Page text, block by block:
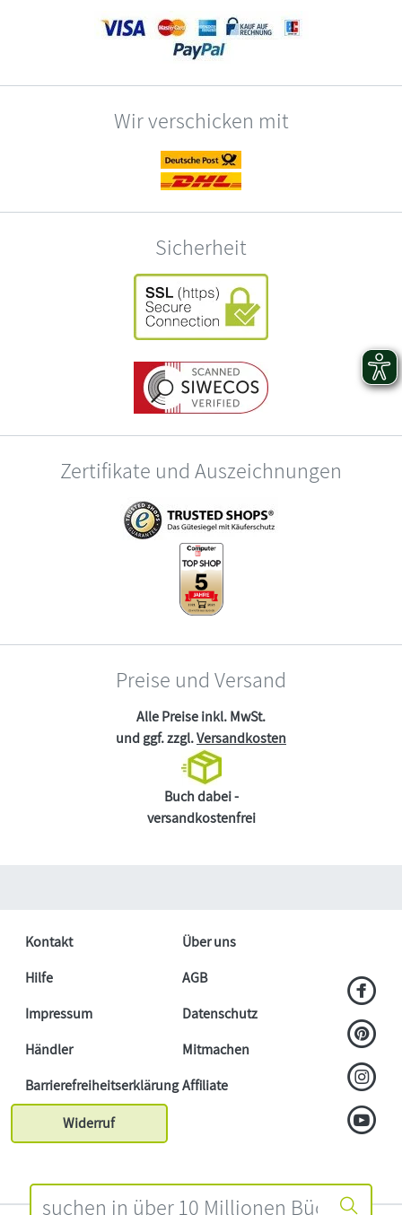
Wir verschicken mit
Sicherheit
Zertifikate und Auszeichnungen
Preise und Versand
Alle Preise inkl. MwSt.
und ggf. zzgl.Versandkosten
Buch dabei -
versandkostenfrei
Kontakt
Über uns
Hilfe
AGB
Impressum
Datenschutz
Händler
Mitmachen
BarrierefreiheitserklärungAffiliate
Widerruf